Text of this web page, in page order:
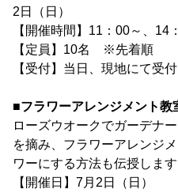
2日（日）
【開催時間】11：00～、
【定員】10名 ※先着順
【受付】当日、現地にて受付
■フラワーアレンジメント
ローズウオークでガーデナ
を摘み、フラワーアレンジ
ワーにする方法も伝授します
【開催日】7月2日（日）